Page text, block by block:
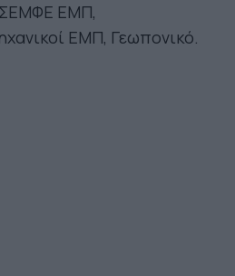
ΣΕΜΦΕ ΕΜΠ,
ΕΜΠ, Γεωπονικό.